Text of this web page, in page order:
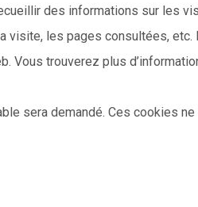
des informations sur les
visite, les pages consultées,
Vous trouverez plus
sera demandé. Ces cookies